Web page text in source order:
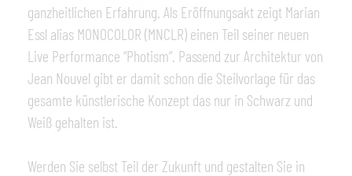
ganzheitlichen Erfahrung. Als Eröffnungsakt zeigt Marian
Essl alias MONOCOLOR (MNCLR) einen Teil seiner neuen
Live Performance “Photism”. Passend zur Architektur von
Jean Nouvel gibt er damit schon die Steilvorlage für das
gesamte künstlerische Konzept das nur in Schwarz und
Weiß gehalten ist.
Werden Sie selbst Teil der Zukunft und gestalten Sie in